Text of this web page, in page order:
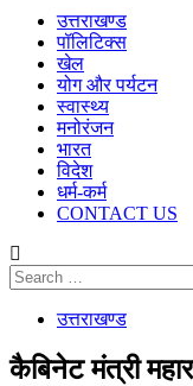
उत्तराखण्ड
पॉलिटिक्स
खेल
योग और पर्यटन
स्वास्थ्य
मनोरंजन
भारत
विदेश
धर्म-कर्म
CONTACT US
Search
for:
उत्तराखण्ड
कैबिनेट मंत्री